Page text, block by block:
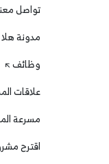
تواصل
مدونة هلا
وظائف
علاقات
مسرعة
اقترح